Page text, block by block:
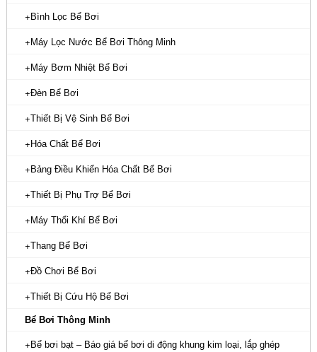
Bình Lọc Bể Bơi
Máy Lọc Nước Bể Bơi Thông Minh
Máy Bơm Nhiệt Bể Bơi
Đèn Bể Bơi
Thiết Bị Vệ Sinh Bể Bơi
Hóa Chất Bể Bơi
Bảng Điều Khiển Hóa Chất Bể Bơi
Thiết Bị Phụ Trợ Bể Bơi
Máy Thổi Khí Bể Bơi
Thang Bể Bơi
Đồ Chơi Bể Bơi
Thiết Bị Cứu Hộ Bể Bơi
Bể Bơi Thông Minh
Bể bơi bạt – Báo giá bể bơi di động khung kim loại, lắp ghép